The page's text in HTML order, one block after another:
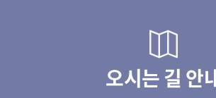
오시는 길 안